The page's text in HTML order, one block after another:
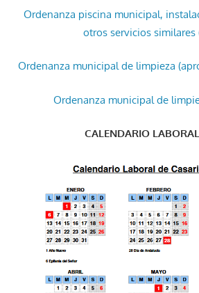
Ordenanza piscina municipal,
otros servicios similares
Ordenanza municipal de limpieza
Ordenanza municipal de
CALENDARIO